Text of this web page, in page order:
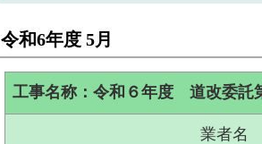
令和6年度 5月
工事名称：令和６年度 道改委託
業者名